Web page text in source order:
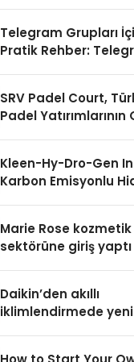
Telegram Grupları
Pratik Rehber:
SRV Padel Court,
Padel Yatırımlarının
Kleen-Hy-Dro-Gen
Karbon Emisyonlu
Aldı
Marie Rose kozmetik
sektörüne giriş yaptı
Daikin’den akıllı
iklimlendirmede yeni